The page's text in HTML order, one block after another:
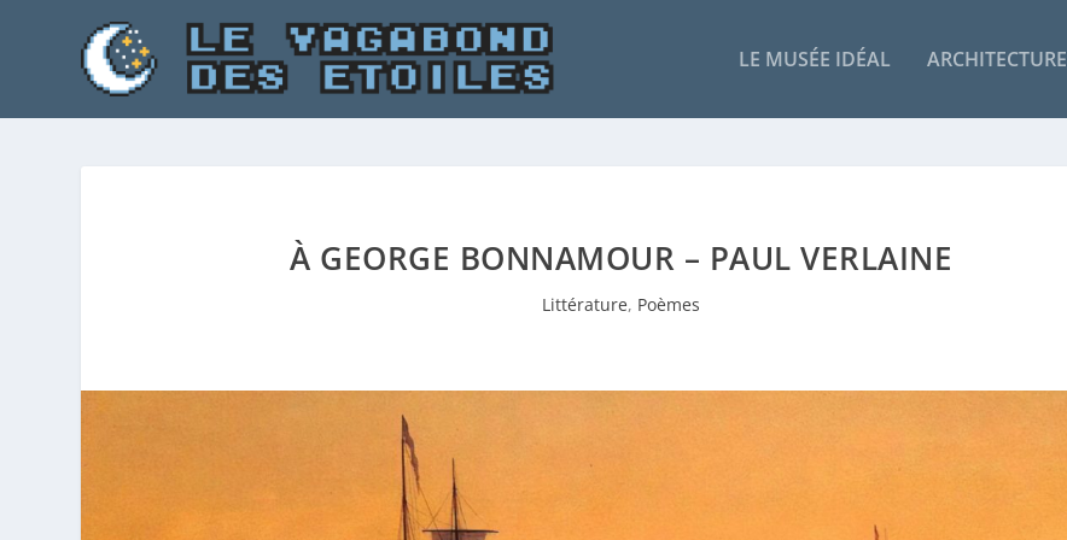
LE MUSÉE IDÉAL ARCHITECTURE
À GEORGE BONNAMOUR – PAUL VERLAINE
Littérature, Poèmes